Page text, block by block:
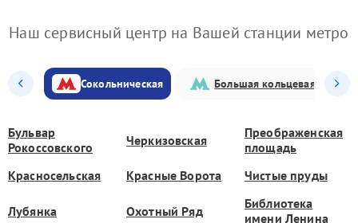
Наш сервисный центр на Вашей станции метро
Сокольническая Большая кольцевая
Бульвар
Рокоссовского
Черкизовская
Преображенская
площадь
Красносельская
Красные Ворота Чистые пруды
Лубянка Охотный Ряд
Библиотека
имени Ленина